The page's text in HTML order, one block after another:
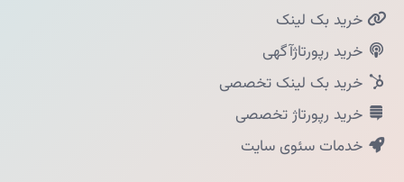
خرید بک لینک
خرید رپورتاژآگهی
خرید بک لینک تخصصی
خرید رپورتاژ تخصصی
خدمات سئوی سایت